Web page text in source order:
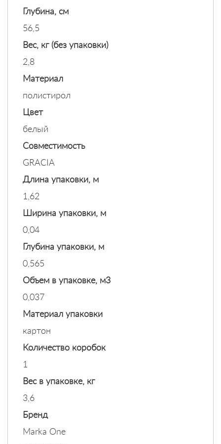
Глубина, см
56,5
Вес, кг (без упаковки)
2,8
Материал
полистирол
Цвет
белый
Совместимость
GRACIA
Длина упаковки, м
1,62
Ширина упаковки, м
0,04
Глубина упаковки, м
0,565
Объем в упаковке, м3
0,037
Материал упаковки
картон
Количество коробок
1
Вес в упаковке, кг
3,6
Бренд
Marka One